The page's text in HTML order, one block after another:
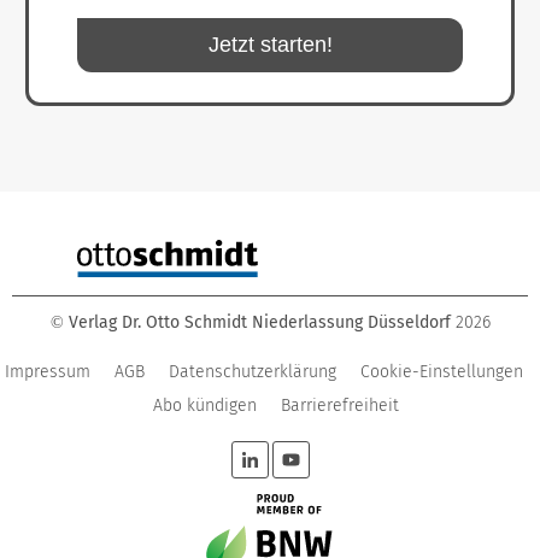
Jetzt starten!
© Verlag Dr. Otto Schmidt Niederlassung Düsseldorf 2026
Impressum AGB Datenschutzerklärung
Cookie-Einstellungen
Abo kündigen
Barrierefreiheit